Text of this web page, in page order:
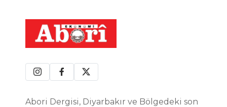
Abori Dergisi, Diyarbakır ve Bölgedeki son